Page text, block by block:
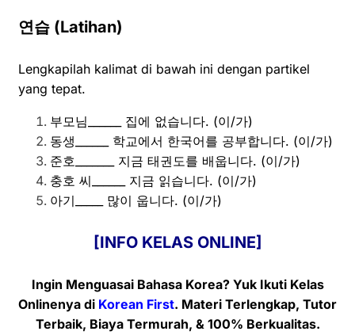
연습 (Latihan)
Lengkapilah kalimat di bawah ini dengan partikel
yang tepat.
부모님______ 집에 없습니다. (이/가)
동생______ 학교에서 한국어를 공부합니다. (이/가)
준호_______ 지금 태권도를 배웁니다. (이/가)
충호 씨______ 지금 읽습니다. (이/가)
아기_____ 많이 웁니다. (이/가)
[INFO KELAS ONLINE]
Ingin Menguasai Bahasa Korea? Yuk Ikuti Kelas
Onlinenya di Korean First. Materi Terlengkap, Tutor
Terbaik, Biaya Termurah, & 100% Berkualitas.